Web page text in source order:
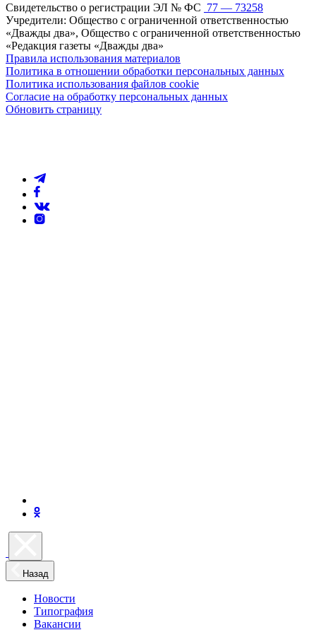
Свидетельство о регистрации ЭЛ № ФС 77 — 73258
Учредители: Общество с ограниченной ответственностью
«Дважды два», Общество с ограниченной ответственностью
«Редакция газеты «Дважды два»
Правила использования материалов
Политика в отношении обработки персональных данных
Политика использования файлов cookie
Согласие на обработку персональных данных
Обновить страницу
Назад
Новости
Типография
Вакансии